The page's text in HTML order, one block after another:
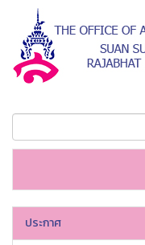
ประกาศ